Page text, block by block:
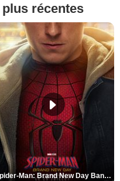
récentes
Spider-Man: Brand New Day Bande-annonce (3) VO STFR